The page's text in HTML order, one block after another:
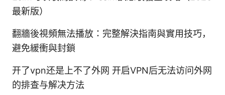
最新版）
翻牆後視頻無法播放：完整解決指南與實用技巧，
避免緩衝與封鎖
开了vpn还是上不了外网 开启VPN后无法访问外网
的排查与解决方法